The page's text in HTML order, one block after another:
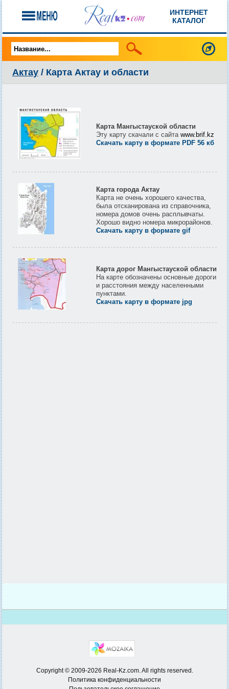
ИНТЕРНЕТ
КАТАЛОГ
Актау / Карта Актау и области
Карта Мангыстауской области
Эту карту скачали с сайта www.brif.kz
Скачать карту в формате PDF 56 кб
Карта города Актау
Карта не очень хорошего качества,
была отсканирована из справочника,
номера домов очень расплывчаты.
Хорошо видно номера микрорайонов.
Скачать карту в формате gif
Карта дорог Мангыстауской области
На карте обозначены основные дороги
и расстояния между населенными
пунктами.
Скачать карту в формате jpg
Copyright © 2009-2026 Real-Kz.com. All rights reserved.
Политика конфиденциальности